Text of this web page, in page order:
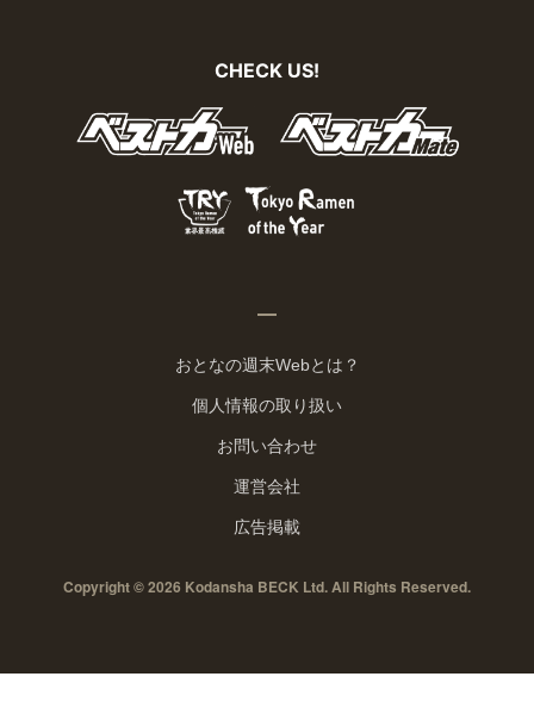
CHECK US!
おとなの週末Webとは？
個人情報の取り扱い
お問い合わせ
運営会社
広告掲載
Copyright © 2026 Kodansha BECK Ltd. All Rights Reserved.